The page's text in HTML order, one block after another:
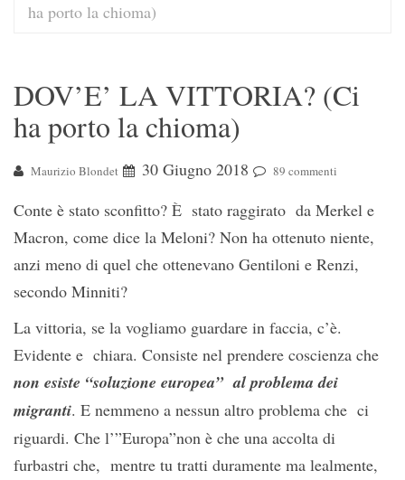
ha porto la chioma)
DOV’E’ LA VITTORIA? (Ci
ha porto la chioma)
Maurizio Blondet 30 Giugno 2018 89 commenti
Conte è stato sconfitto? È stato raggirato da Merkel e
Macron, come dice la Meloni? Non ha ottenuto niente,
anzi meno di quel che ottenevano Gentiloni e Renzi,
secondo Minniti?
La vittoria, se la vogliamo guardare in faccia, c’è.
Evidente e chiara. Consiste nel prendere coscienza che
non esiste “soluzione europea” al problema dei
migranti. E nemmeno a nessun altro problema che ci
riguardi. Che l’”Europa”non è che una accolta di
furbastri che, mentre tu tratti duramente ma lealmente,